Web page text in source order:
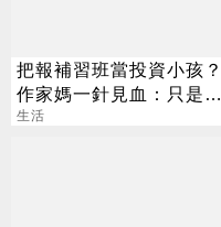
把報補習班當投資小孩？
作家媽一針見血：只是圖
心安
生活